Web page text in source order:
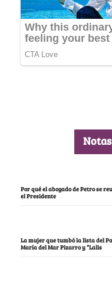
Por qué el abogado de Petro se
el Presidente
La mujer que tumbó la lista del
María del Mar Pizarro y “Lalis